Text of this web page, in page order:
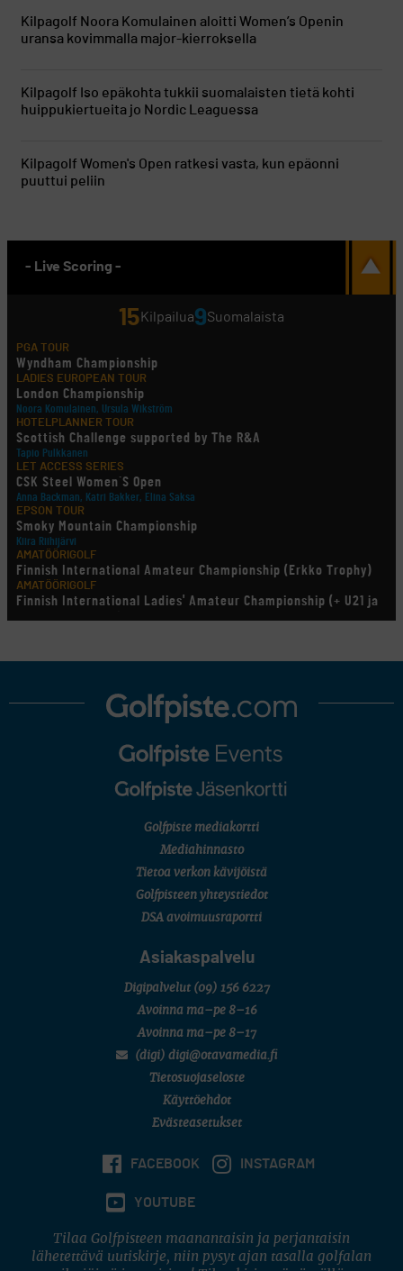
Kilpagolf Noora Komulainen aloitti Women’s Openin
uransa kovimmalla major-kierroksella
Kilpagolf Iso epäkohta tukkii suomalaisten tietä kohti
huippukiertueita jo Nordic Leaguessa
Kilpagolf Women's Open ratkesi vasta, kun epäonni
puuttui peliin
- Live Scoring -
15 Kilpailua9Suomalaista
PGA TOUR
Wyndham Championship
LADIES EUROPEAN TOUR
London Championship
Noora Komulainen, Ursula Wikström
HOTELPLANNER TOUR
Scottish Challenge supported by The R&A
Tapio Pulkkanen
LET ACCESS SERIES
CSK Steel Women´S Open
Anna Backman, Katri Bakker, Elina Saksa
EPSON TOUR
Smoky Mountain Championship
Kiira Riihijärvi
AMATÖÖRIGOLF
Finnish International Amateur Championship (Erkko Trophy)
AMATÖÖRIGOLF
Finnish International Ladies' Amateur Championship (+ U21 ja
U18/FJT/Aulanko)
LEGENDS TOUR
U.S. Women's Amateur Championship
Eeli Krankka, Lionel Mutikainen
7 (U18 ja U21/pojat/Tahko)
6 (Archipelagia Golf)
Golfpiste mediakortti
Mediahinnasto
Tietoa verkon kävijöistä
Golfpisteen yhteystiedot
DSA avoimuusraportti
Asiakaspalvelu
Digipalvelut (09) 156 6227
Avoinna ma–pe 8–16
Avoinna ma–pe 8–17
(digi) digi@otavamedia.fi
Tietosuojaseloste
Käyttöehdot
Evästeasetukset
FACEBOOK INSTAGRAM
YOUTUBE
Tilaa Golfpisteen maanantaisin ja perjantaisin
lähetettävä uutiskirje, niin pysyt ajan tasalla golfalan